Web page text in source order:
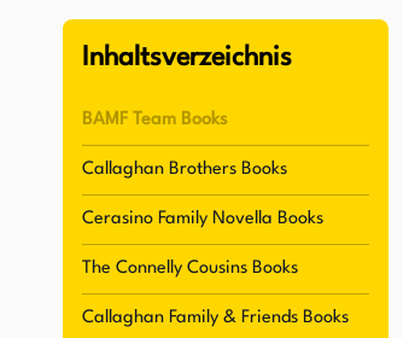
Gegenwart bis Paranormales
Lesern zwei Dinge: ein
Bevor Zanders Vollzeitautorin
Finanzsoftware für
wie z. B. Kellnerin in einer
Sekretärin. Diese Erfahrungen
die sie durch ihre gut
Inhaltsverzeichnis
BAMF Team Books
Callaghan Brothers Books
Cerasino Family Novella Books
The Connelly Cousins Books
Callaghan Family & Friends Books